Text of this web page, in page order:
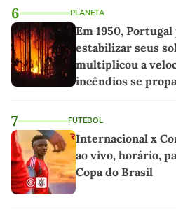
6 PLANETA
Em 1950,
estabilizar seus
multiplicou a
incêndios se
7 FUTEBOL
Internacional x
ao vivo, horário,
Copa do Brasil